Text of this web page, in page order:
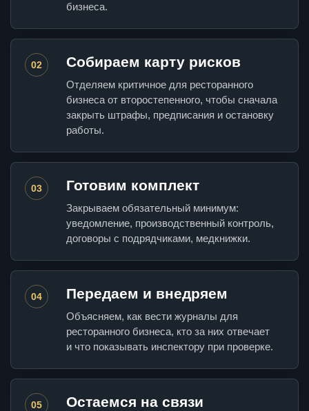
бизнеса.
02 Собираем карту рисков
Отделяем критичное для ресторанного
бизнеса от второстепенного, чтобы сначала
закрыть штрафы, предписания и остановку
работы.
03 Готовим комплект
Закрываем обязательный минимум:
уведомление, производственный контроль,
договоры с подрядчиками, медкнижки.
04 Передаем и внедряем
Объясняем, как вести журналы для
ресторанного бизнеса, кто за них отвечает
и что показывать инспектору при проверке.
05 Остаемся на связи